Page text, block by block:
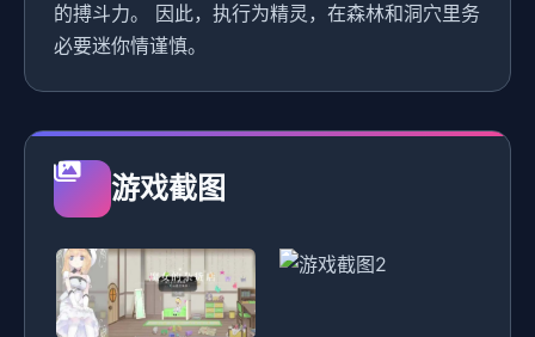
的搏斗力。 因此，执行为精灵，在森林和洞穴里务
必要迷你情谨慎。
游戏截图